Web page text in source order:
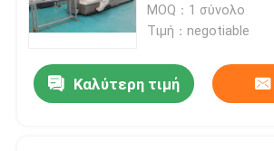
Περίπου εμείς
Γύρος εργοστασίων
MOQ：1 σύνολο
Τιμή：negotiable
Καλύτερη τιμή